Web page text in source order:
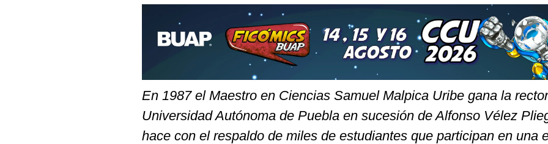
En 1987 el Maestro en Ciencias Samuel Malpica Uribe gana la
Universidad Autónoma de Puebla en sucesión de Alfonso Vélez
hace con el respaldo de miles de estudiantes que participan en una